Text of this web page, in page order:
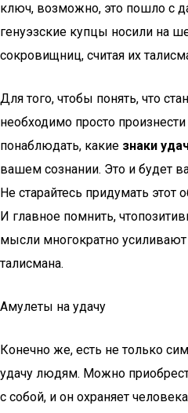
ключ, возможно, это пошло с
генуэзские купцы носили на
сокровищниц, считая их
Для того, чтобы понять, что
необходимо просто
понаблюдать, какие знаки
вашем сознании. Это и будет
Не старайтесь придумать этот
И главное помнить,
мысли многократно
талисмана.
Амулеты на удачу
Конечно же, есть не только
удачу людям. Можно
с собой, и он охраняет